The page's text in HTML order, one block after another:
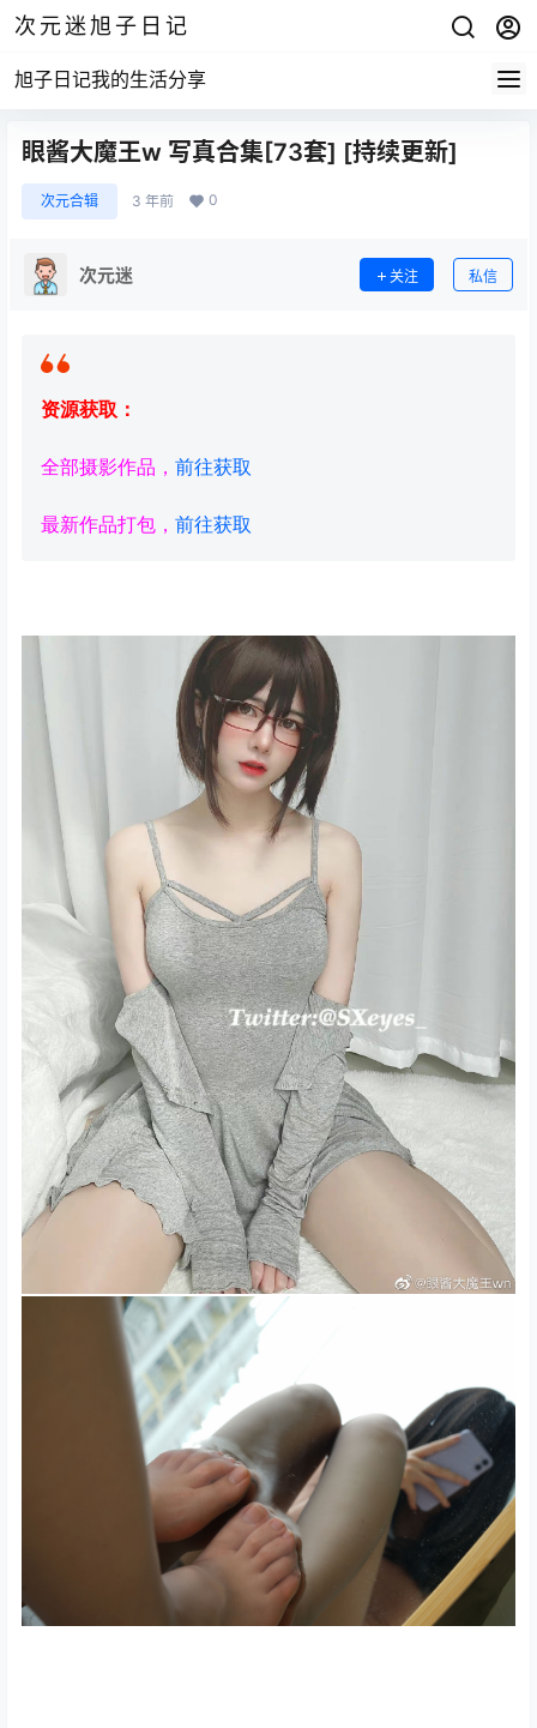
次元迷旭子日记
旭子日记我的生活分享
眼酱大魔王w 写真合集[73套] [持续更新]
次元合辑 3 年前 0
次元迷 关注 私信
资源获取：
全部摄影作品， 前往获取
最新作品打包， 前往获取